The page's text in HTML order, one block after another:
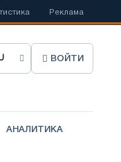
в Соединенном
Реклама
ВОЙТИ
АНАЛИТИКА